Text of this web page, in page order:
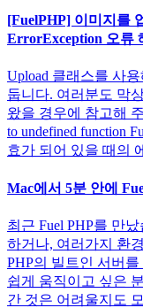
[FuelPHP] 이미지를
ErrorException 오류
Upload 클래스를 사
둡니다. 여러분도 막
왔을 경우에 참고해
to undefined function
효가 되어 있을 때의
Mac에서 5분 안에
최근 Fuel PHP를 만
하거나, 여러가지 환
PHP의 빌트인 서버
쉽게 움직이고 싶은
간 것은 어려울지도